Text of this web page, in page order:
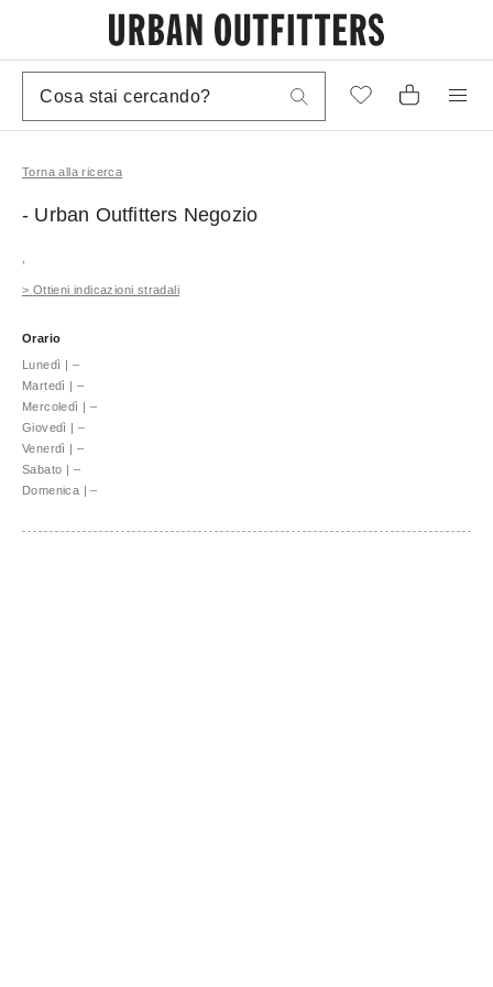
Torna alla ricerca
- Urban Outfitters Negozio
> Ottieni indicazioni stradali
Orario
Lunedì | –
Martedì | –
Mercoledì | –
Giovedì | –
Venerdì | –
Sabato | –
Domenica | –